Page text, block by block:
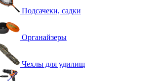
Подсачеки, садки
Органайзеры
Чехлы для удилищ